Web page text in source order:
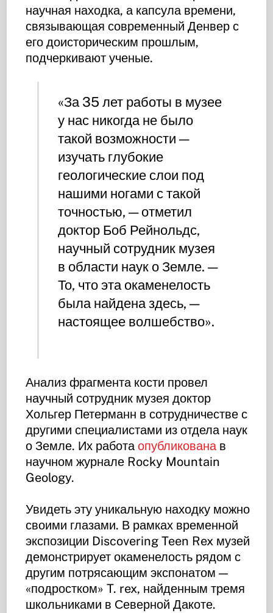
научная находка, а капсула времени,
связывающая современный Денвер с
его доисторическим прошлым,
подчеркивают ученые.
«За 35 лет работы в музее
у нас никогда не было
такой возможности —
изучать глубокие
геологические слои под
нашими ногами с такой
точностью, — отметил
доктор Боб Рейнольдс,
научный сотрудник музея
в области наук о Земле. —
То, что эта окаменелость
была найдена здесь, —
настоящее волшебство».
Анализ фрагмента кости провел
научный сотрудник музея доктор
Хольгер Петерманн в сотрудничестве с
другими специалистами из отдела наук
о Земле. Их работаопубликованав
научном журнале Rocky Mountain
Geology.
Увидеть эту уникальную находку можно
своими глазами. В рамках временной
экспозиции Discovering Teen Rex музей
демонстрирует окаменелость рядом с
другим потрясающим экспонатом —
«подростком» T. rex, найденным тремя
школьниками в Северной Дакоте.